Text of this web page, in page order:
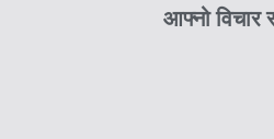
आफ्नो विचार